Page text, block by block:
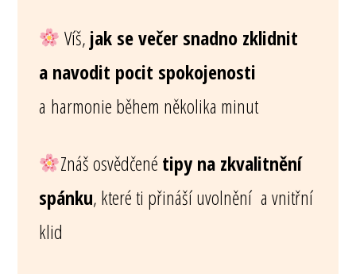
Víš, jak se večer snadno zklidnit
a navodit pocit spokojenosti
a harmonie během několika minut
Znáš osvědčené tipy na zkvalitnění
spánku, které ti přináší uvolnění a vnitřní
klid